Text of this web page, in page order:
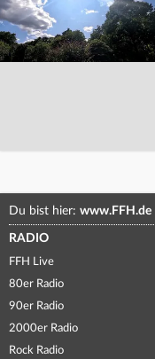
Du bist hier: www.FFH.de
RADIO
FFH Live
80er Radio
90er Radio
2000er Radio
Rock Radio